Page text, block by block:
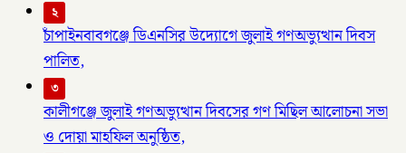
২
চাঁপাইনবাবগঞ্জে ডিএনসির উদ্যোগে জুলাই গণঅভ্যুত্থান দিবস
পালিত,
৩
কালীগঞ্জে জুলাই গণঅভ্যুত্থান দিবসের গণ মিছিল আলোচনা সভা
ও দোয়া মাহফিল অনুষ্ঠিত,